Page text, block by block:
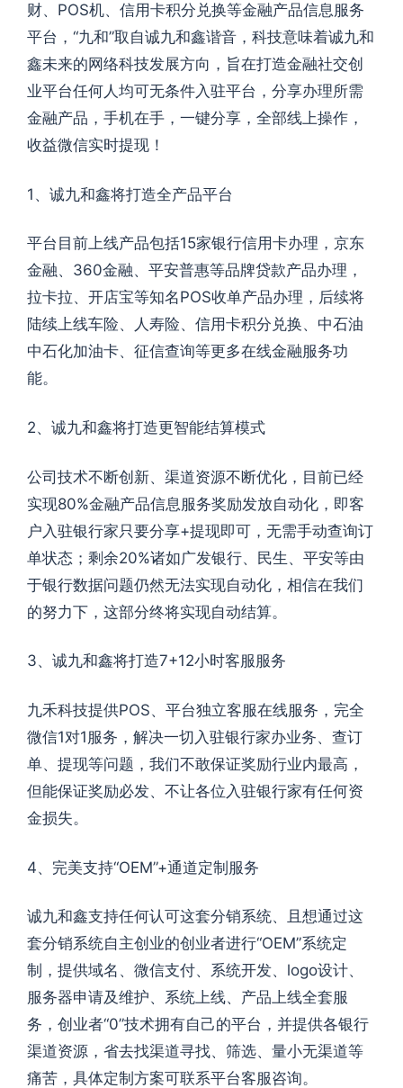
财、POS机、信用卡积分兑换等金融产品信息服务
平台，“九和”取自诚九和鑫谐音，科技意味着诚九和
鑫未来的网络科技发展方向，旨在打造金融社交创
业平台任何人均可无条件入驻平台，分享办理所需
金融产品，手机在手，一键分享，全部线上操作，
收益微信实时提现！
1、诚九和鑫将打造全产品平台
平台目前上线产品包括15家银行信用卡办理，京东
金融、360金融、平安普惠等品牌贷款产品办理，
拉卡拉、开店宝等知名POS收单产品办理，后续将
陆续上线车险、人寿险、信用卡积分兑换、中石油
中石化加油卡、征信查询等更多在线金融服务功
能。
2、诚九和鑫将打造更智能结算模式
公司技术不断创新、渠道资源不断优化，目前已经
实现80%金融产品信息服务奖励发放自动化，即客
户入驻银行家只要分享+提现即可，无需手动查询订
单状态；剩余20%诸如广发银行、民生、平安等由
于银行数据问题仍然无法实现自动化，相信在我们
的努力下，这部分终将实现自动结算。
3、诚九和鑫将打造7+12小时客服服务
九禾科技提供POS、平台独立客服在线服务，完全
微信1对1服务，解决一切入驻银行家办业务、查订
单、提现等问题，我们不敢保证奖励行业内最高，
但能保证奖励必发、不让各位入驻银行家有任何资
金损失。
4、完美支持“OEM”+通道定制服务
诚九和鑫支持任何认可这套分销系统、且想通过这
套分销系统自主创业的创业者进行“OEM”系统定
制，提供域名、微信支付、系统开发、logo设计、
服务器申请及维护、系统上线、产品上线全套服
务，创业者“0”技术拥有自己的平台，并提供各银行
渠道资源，省去找渠道寻找、筛选、量小无渠道等
痛苦，具体定制方案可联系平台客服咨询。